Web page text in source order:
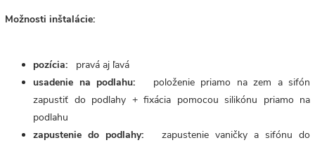
Možnosti inštalácie:
pozícia:
pravá aj ľavá
usadenie na podlahu:
položenie priamo na zem a sifón
zapustiť do podlahy + fixácia pomocou silikónu priamo na
podlahu
zapustenie do podlahy:
zapustenie vaničky a sifónu do